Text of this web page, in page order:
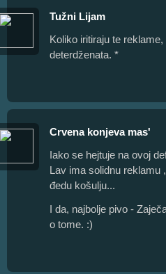
Tužni Lijam
Koliko iritiraju te
deterdženata. *
Crvena konjeva mas'
Iako se hejtuje na ovoj
Lav ima solidnu reklamu
đedu košulju...
I da, najbolje pivo -
o tome. :)